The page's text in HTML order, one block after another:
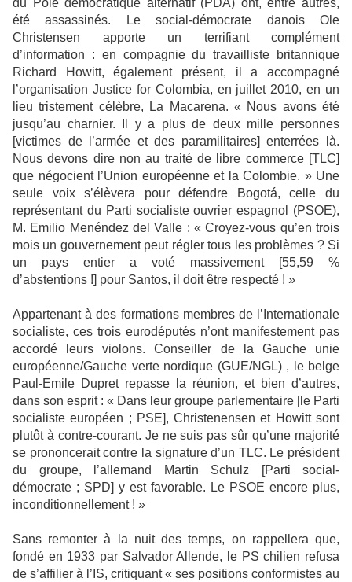
du Pôle démocratique alternatif (PDA) ont, entre autres,
été assassinés. Le social-démocrate danois Ole
Christensen apporte un terrifiant complément
d’information : en compagnie du travailliste britannique
Richard Howitt, également présent, il a accompagné
l’organisation Justice for Colombia, en juillet 2010, en un
lieu tristement célèbre, La Macarena. « Nous avons été
jusqu’au charnier. Il y a plus de deux mille personnes
[victimes de l’armée et des paramilitaires] enterrées là.
Nous devons dire non au traité de libre commerce [TLC]
que négocient l’Union européenne et la Colombie. » Une
seule voix s’élèvera pour défendre Bogotá, celle du
représentant du Parti socialiste ouvrier espagnol (PSOE),
M. Emilio Menéndez del Valle : « Croyez-vous qu’en trois
mois un gouvernement peut régler tous les problèmes ? Si
un pays entier a voté massivement [55,59 %
d’abstentions !] pour Santos, il doit être respecté ! »
Appartenant à des formations membres de l’Internationale
socialiste, ces trois eurodéputés n’ont manifestement pas
accordé leurs violons. Conseiller de la Gauche unie
européenne/Gauche verte nordique (GUE/NGL) , le belge
Paul-Emile Dupret repasse la réunion, et bien d’autres,
dans son esprit : « Dans leur groupe parlementaire [le Parti
socialiste européen ; PSE], Christenensen et Howitt sont
plutôt à contre-courant. Je ne suis pas sûr qu’une majorité
se prononcerait contre la signature d’un TLC. Le président
du groupe, l’allemand Martin Schulz [Parti social-
démocrate ; SPD] y est favorable. Le PSOE encore plus,
inconditionnellement ! »
Sans remonter à la nuit des temps, on rappellera que,
fondé en 1933 par Salvador Allende, le PS chilien refusa
de s’affilier à l’IS, critiquant « ses positions conformistes au